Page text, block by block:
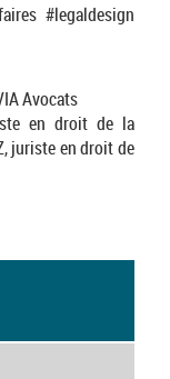
#legaldesign
Avocats
en droit de la
juriste en droit de